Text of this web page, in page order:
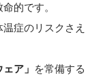
的です。
症のリスクさえ
ア」 を常備する